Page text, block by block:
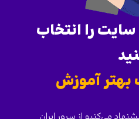
را انتخاب
بهتر آموزش